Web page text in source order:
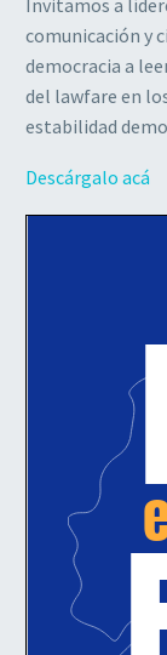
comunicación y
democracia a
del lawfare en
estabilidad
Descárgalo acá